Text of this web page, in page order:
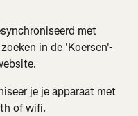
met
in de 'Koersen'-
je je apparaat met
of wifi.